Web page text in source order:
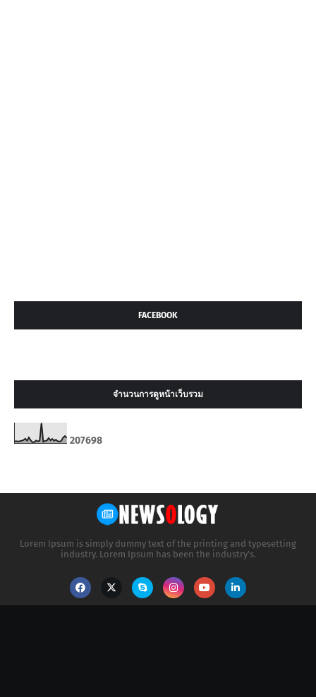
FACEBOOK
จำนวนการดูหน้าเว็บรวม
207698
Lorem Ipsum is simply dummy text of the printing and typesetting
industry. Lorem Ipsum has been the industry's.